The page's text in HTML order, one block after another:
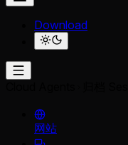
Download
网站